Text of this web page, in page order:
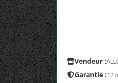
Vendeur :
Garantie :12